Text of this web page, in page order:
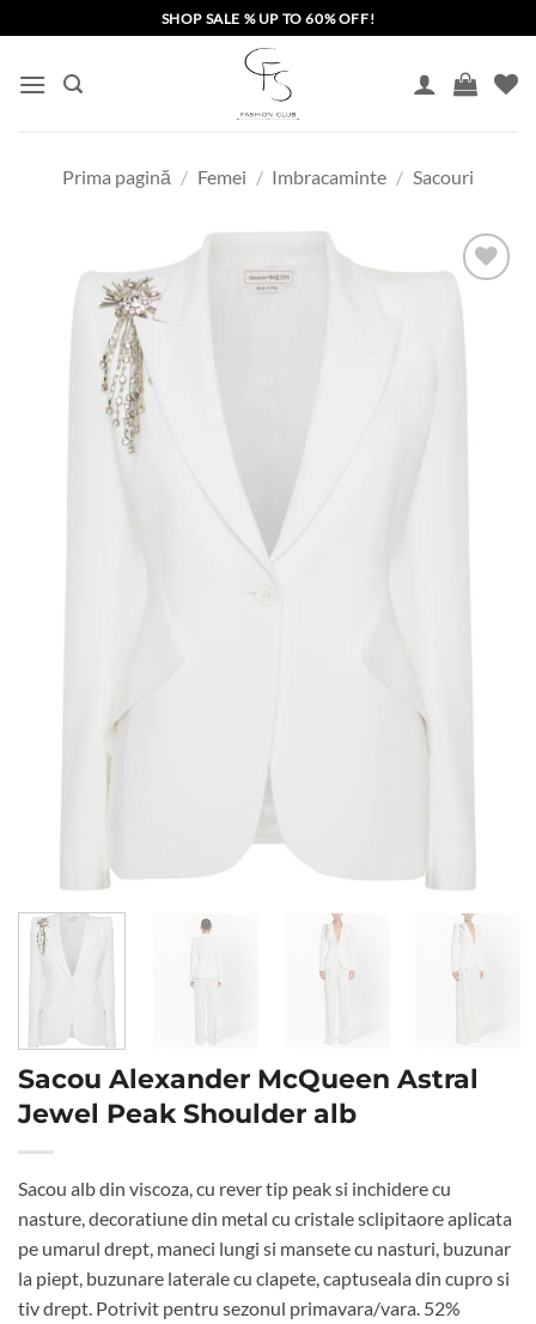
to
content
SHOP SALE % UP TO 60% OFF!
Prima pagină / Femei / Imbracaminte / Sacouri
Sacou Alexander McQueen Astral
Jewel Peak Shoulder alb
Sacou alb din viscoza, cu rever tip peak si inchidere cu
nasture, decoratiune din metal cu cristale sclipitaore aplicata
pe umarul drept, maneci lungi si mansete cu nasturi, buzunar
la piept, buzunare laterale cu clapete, captuseala din cupro si
tiv drept. Potrivit pentru sezonul primavara/vara. 52%